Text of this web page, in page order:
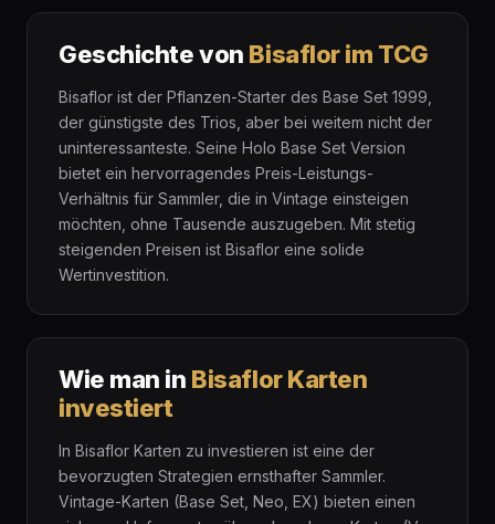
Geschichte von Bisaflor im TCG
Bisaflor ist der Pflanzen-Starter des Base Set 1999,
der günstigste des Trios, aber bei weitem nicht der
uninteressanteste. Seine Holo Base Set Version
bietet ein hervorragendes Preis-Leistungs-
Verhältnis für Sammler, die in Vintage einsteigen
möchten, ohne Tausende auszugeben. Mit stetig
steigenden Preisen ist Bisaflor eine solide
Wertinvestition.
Wie man in Bisaflor Karten
investiert
In Bisaflor Karten zu investieren ist eine der
bevorzugten Strategien ernsthafter Sammler.
Vintage-Karten (Base Set, Neo, EX) bieten einen